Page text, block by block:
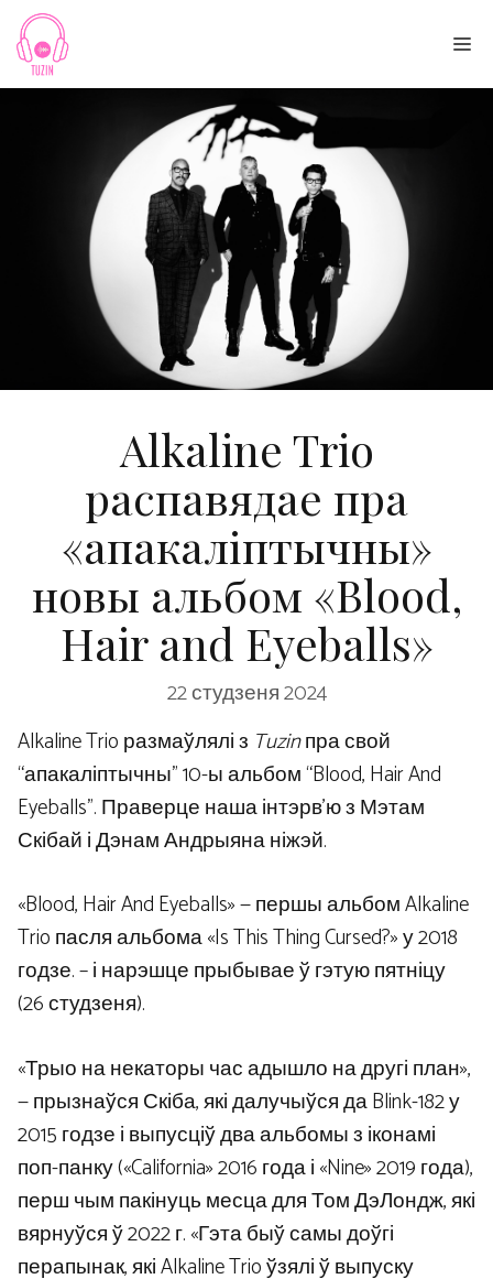
Skip
content
Alkaline Trio
распавядае пра
«апакаліптычны»
новы альбом «Blood,
Hair and Eyeballs»
22 студзеня 2024
Alkaline Trio размаўлялі з Tuzinпра свой
“апакаліптычны” 10-ы альбом “Blood, Hair And
Eyeballs”. Праверце наша інтэрв’ю з Мэтам
Скібай і Дэнам Андрыяна ніжэй.
«Blood, Hair And Eyeballs» — першы альбом Alkaline
Trio пасля альбома «Is This Thing Cursed?» у 2018
годзе. – і нарэшце прыбывае ў гэтую пятніцу
(26 студзеня).
«Трыо на некаторы час адышло на другі план»,
— прызнаўся Скіба, які далучыўся да Blink-182 у
2015 годзе і выпусціў два альбомы з іконамі
поп-панку («California» 2016 года і «Nine» 2019 года),
перш чым пакінуць месца для Том ДэЛондж, які
вярнуўся ў 2022 г. «Гэта быў самы доўгі
перапынак, які Alkaline Trio ўзялі ў выпуску